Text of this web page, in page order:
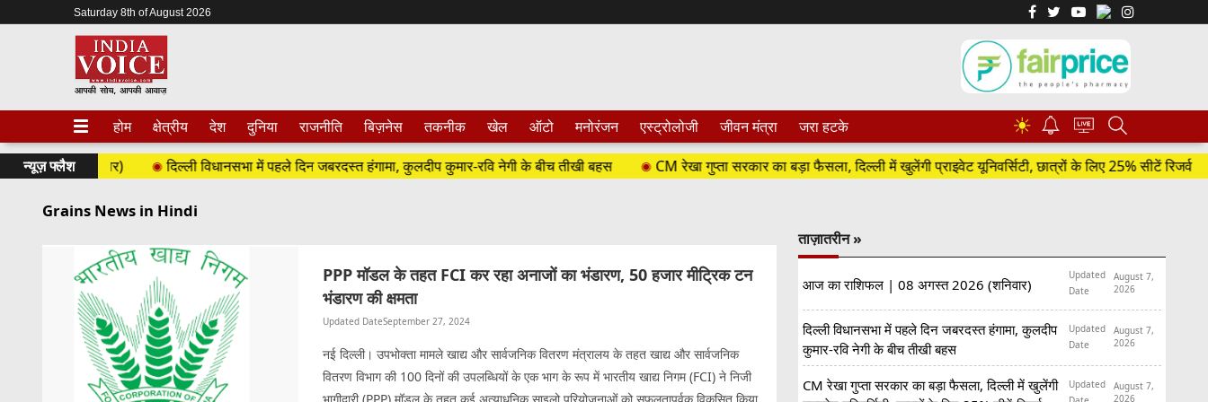
Saturday 8th of August 2026
होम क्षेत्रीय देश दुनिया राजनीति बिज़नेस तकनीक खेल ऑटो मनोरंजन एस्ट्रोलोजी जीवन मंत्रा जरा हटके ☀
न्यूज़ फ्लैश
(शनिवार) दिल्ली विधानसभा में पहले दिन जबरदस्त हंगामा, कुलदीप कुमार-रवि नेगी के बीच तीखी बहस CM रेखा गुप्ता सरकार का बड़ा फैसला, दिल्ली में खुलेंगी प्राइवेट यूनिवर्सिटी, छात्रों के लिए 25% सीटें रिजर्व
Grains News in Hindi
PPP मॉडल के तहत FCI कर रहा अनाजों का भंडारण, 50 हजार मीट्रिक टन
भंडारण की क्षमता
Updated DateSeptember 27, 2024
नई दिल्ली। उपभोक्ता मामले खाद्य और सार्वजनिक वितरण मंत्रालय के तहत खाद्य और सार्वजनिक
वितरण विभाग की 100 दिनों की उपलब्धियों के एक भाग के रूप में भारतीय खाद्य निगम (FCI) ने निजी
ताज़ातरीन »
आज का राशिफल | 08 अगस्त 2026 (शनिवार)
Updated
Date
August 7,
2026
दिल्ली विधानसभा में पहले दिन जबरदस्त हंगामा, कुलदीप
कुमार-रवि नेगी के बीच तीखी बहस
Updated
Date
August 7,
2026
CM रेखा गुप्ता सरकार का बड़ा फैसला, दिल्ली में खुलेंगी
Updated
August 7,
2026